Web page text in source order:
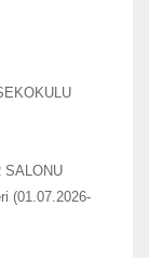
SALONU
(01.07.2026-